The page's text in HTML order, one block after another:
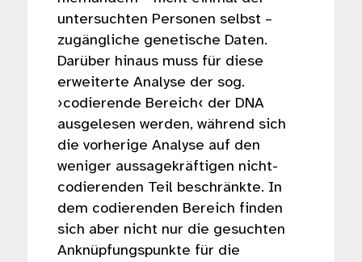
untersuchten Personen selbst –
zugängliche genetische Daten.
Darüber hinaus muss für diese
erweiterte Analyse der sog.
›codierende Bereich‹ der DNA
ausgelesen werden, während sich
die vorherige Analyse auf den
weniger aussagekräftigen nicht-
codierenden Teil beschränkte. In
dem codierenden Bereich finden
sich aber nicht nur die gesuchten
Anknüpfungspunkte für die